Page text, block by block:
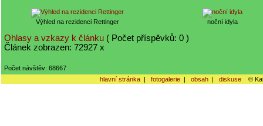
Výhled na rezidenci Rettinger noční idyla
Ohlasy a vzkazy k článku ( Počet příspěvků: 0 )
Článek zobrazen: 72927 x
Počet návštěv: 68667
hlavní stránka| fotogalerie| obsah| diskuse ©